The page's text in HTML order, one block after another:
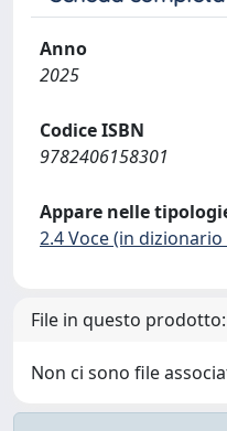
Anno
2025
Codice ISBN
9782406158301
Appare nelle
2.4 Voce (in
File in questo prodotto:
Non ci sono file